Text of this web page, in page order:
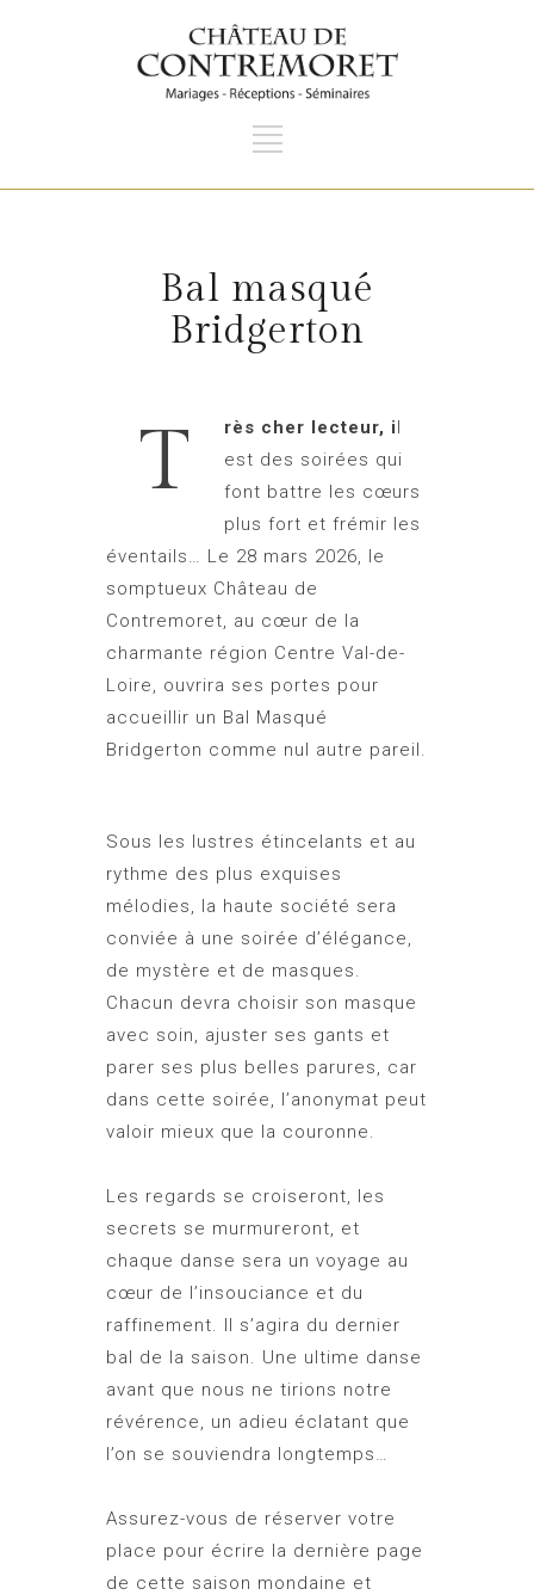
Bal masqué
Bridgerton
T rès cher lecteur, il
est des soirées qui
font battre les cœurs
plus fort et frémir les
éventails… Le 28 mars 2026, le
somptueux Château de
Contremoret, au cœur de la
charmante région Centre Val-de-
Loire, ouvrira ses portes pour
accueillir un Bal Masqué
Bridgerton comme nul autre pareil.
Sous les lustres étincelants et au
rythme des plus exquises
mélodies, la haute société sera
conviée à une soirée d’élégance,
de mystère et de masques.
Chacun devra choisir son masque
avec soin, ajuster ses gants et
parer ses plus belles parures, car
dans cette soirée, l’anonymat peut
valoir mieux que la couronne.
Les regards se croiseront, les
secrets se murmureront, et
chaque danse sera un voyage au
cœur de l’insouciance et du
raffinement. Il s’agira du dernier
bal de la saison. Une ultime danse
avant que nous ne tirions notre
révérence, un adieu éclatant que
l’on se souviendra longtemps…
Assurez-vous de réserver votre
place pour écrire la dernière page
de cette saison mondaine et